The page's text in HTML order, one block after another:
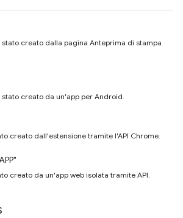
creato dalla pagina Anteprima di stampa
creato da un'app per Android.
creato dall'estensione tramite l'API Chrome.
creato da un'app web isolata tramite API.